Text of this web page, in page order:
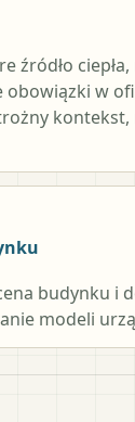
źródło
w
budynku i
modeli